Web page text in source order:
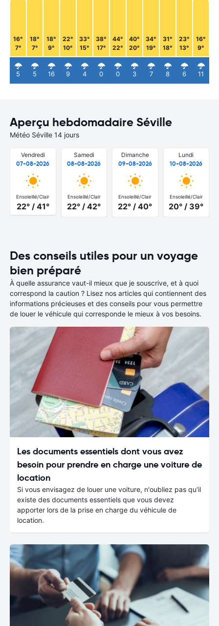
16°
7°
5
18°
7°
5
18°
9°
16
22°
10°
9
33°
15°
4
38°
17°
0
44°
22°
0
40°
20°
3
34°
19°
7
31°
18°
8
23°
13°
6
16°
9°
11
Aperçu hebdomadaire Séville
Météo Séville 14 jours
Vendredi
07-08-2026
Ensoleillé/Clair
22° / 41°
Samedi
08-08-2026
Ensoleillé/Clair
22° / 42°
Dimanche
09-08-2026
Ensoleillé/Clair
22° / 40°
Lundi
10-08-2026
Ensoleillé/Clair
20° / 39°
Des conseils utiles pour un voyage
bien préparé
À quelle assurance vaut-il mieux que je souscrive, et à quoi
correspond la caution ? Lisez nos articles qui contiennent des
informations précieuses et des conseils pour vous permettre
de louer le véhicule qui corresponde le mieux à vos besoins.
Les documents essentiels dont vous avez
besoin pour prendre en charge une voiture de
location
Si vous envisagez de louer une voiture, n'oubliez pas qu'il
existe des documents essentiels que vous devez
apporter lors de la prise en charge du véhicule de
location.